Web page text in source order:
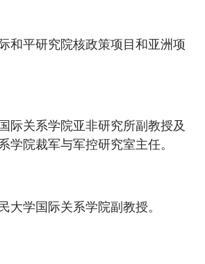
和平研究院核政策项目和亚洲项
际关系学院亚非研究所副教授及
学院裁军与军控研究室主任。
大学国际关系学院副教授。